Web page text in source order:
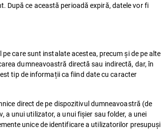
După ce această perioadă expiră, datele vor fi
care sunt instalate acestea, precum și de pe alte
dumneavoastră directă sau indirectă, dar, în
tip de informații ca fiind date cu caracter
direct de pe dispozitivul dumneavoastră (de
unui utilizator, a unui fișier sau folder, a unei
unice de identificare a utilizatorilor presupuși